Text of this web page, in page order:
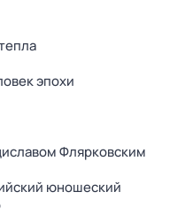
эпохи
Флярковским
юношеский